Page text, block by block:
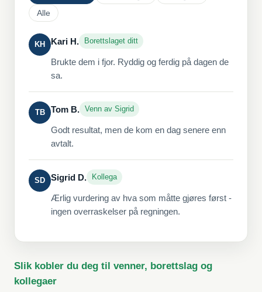
Alle
KH Kari H. Borettslaget ditt
Brukte dem i fjor. Ryddig og ferdig på dagen de
sa.
TB Tom B. Venn av Sigrid
Godt resultat, men de kom en dag senere enn
avtalt.
SD Sigrid D. Kollega
Ærlig vurdering av hva som måtte gjøres først -
ingen overraskelser på regningen.
Slik kobler du deg til venner, borettslag og
kollegaer